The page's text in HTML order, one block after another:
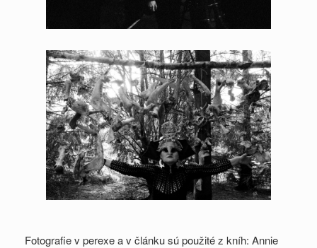
Fotografie v perexe a v článku sú použité z kníh: Annie